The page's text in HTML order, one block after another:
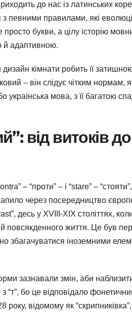
до нас із латинських
з певними правилами, які
букви, а цілу історію
й адаптивною.
кімнати робить її
– він слідує чітким нормам,
українська мова, з її багатою
від витоків до
– “проти” – і “stare” –
через посередництво
десь у XVIII-XIX століттях,
життя. Це був
збагачуватися іноземними
зазнавали змін, аби
“т”, бо це відповідало
відомому як